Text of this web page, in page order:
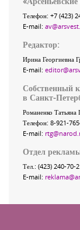
Телефон: +7 (423)
E-mail:
Редактор:
Ирина Георгиевна
E-mail:
Собственный
в Санкт-
Романенко Татьяна
Телефон: 8-921-
E-mail:
Отдел
Тел.: (423) 240-70-
E-mail: